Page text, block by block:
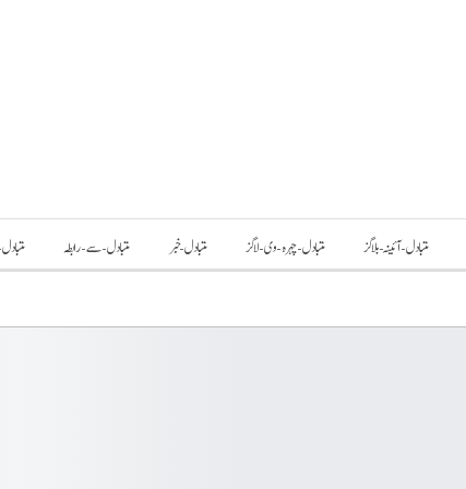
متبادل-آئینہ-بلاگز متبادل-چہرہ-وی-لاگز متبادل-خبر متبادل-سے-رابطہ